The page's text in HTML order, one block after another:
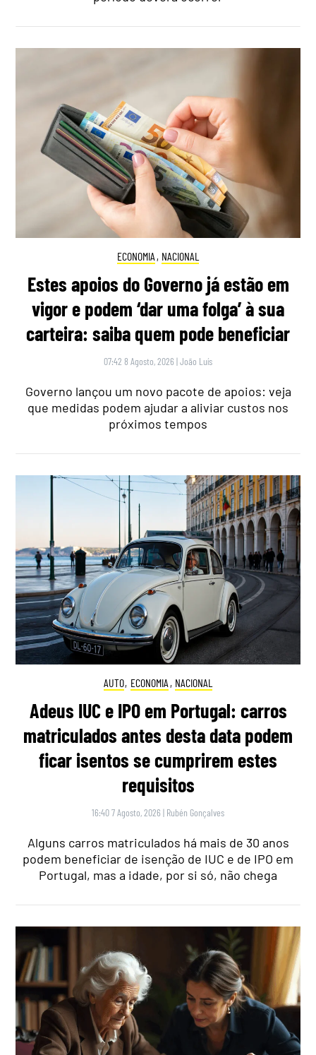
ECONOMIA , NACIONAL
Estes apoios do Governo já estão em
vigor e podem ‘dar uma folga’ à sua
carteira: saiba quem pode beneficiar
07:42 8 Agosto, 2026 |João Luís
Governo lançou um novo pacote de apoios: veja
que medidas podem ajudar a aliviar custos nos
próximos tempos
AUTO, ECONOMIA , NACIONAL
Adeus IUC e IPO em Portugal: carros
matriculados antes desta data podem
ficar isentos se cumprirem estes
requisitos
16:40 7 Agosto, 2026 | Rubén Gonçalves
Alguns carros matriculados há mais de 30 anos
podem beneficiar de isenção de IUC e de IPO em
Portugal, mas a idade, por si só, não chega